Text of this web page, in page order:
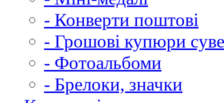
- Конверти поштові
- Грошові купюри
- Фотоальбоми
- Брелоки, значки